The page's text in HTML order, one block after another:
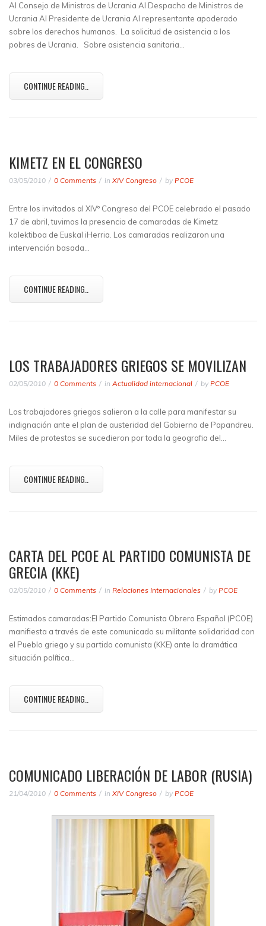
Al Consejo de Ministros de Ucrania Al Despacho de Ministros de
Ucrania Al Presidente de Ucrania Al representante apoderado
sobre los derechos humanos. La solicitud de asistencia a los
pobres de Ucrania. Sobre asistencia sanitaria…
CONTINUE READING..
KIMETZ EN EL CONGRESO
03/05/2010 0 Comments in XIV Congreso by PCOE
Entre los invitados al XIVº Congreso del PCOE celebrado el pasado
17 de abril, tuvimos la presencia de camaradas de Kimetz
kolektiboa de Euskal iHerria. Los camaradas realizaron una
intervención basada…
CONTINUE READING..
LOS TRABAJADORES GRIEGOS SE MOVILIZAN
02/05/2010 0 Comments in Actualidad internacional by PCOE
Los trabajadores griegos salieron a la calle para manifestar su
indignación ante el plan de austeridad del Gobierno de Papandreu.
Miles de protestas se sucedieron por toda la geografia del…
CONTINUE READING..
CARTA DEL PCOE AL PARTIDO COMUNISTA DE
GRECIA (KKE)
02/05/2010 0 Comments in Relaciones Internacionales by PCOE
Estimados camaradas:El Partido Comunista Obrero Español (PCOE)
manifiesta a través de este comunicado su militante solidaridad con
el Pueblo griego y su partido comunista (KKE) ante la dramática
situación política…
CONTINUE READING..
COMUNICADO LIBERACIÓN DE LABOR (RUSIA)
21/04/2010 0 Comments in XIV Congreso by PCOE